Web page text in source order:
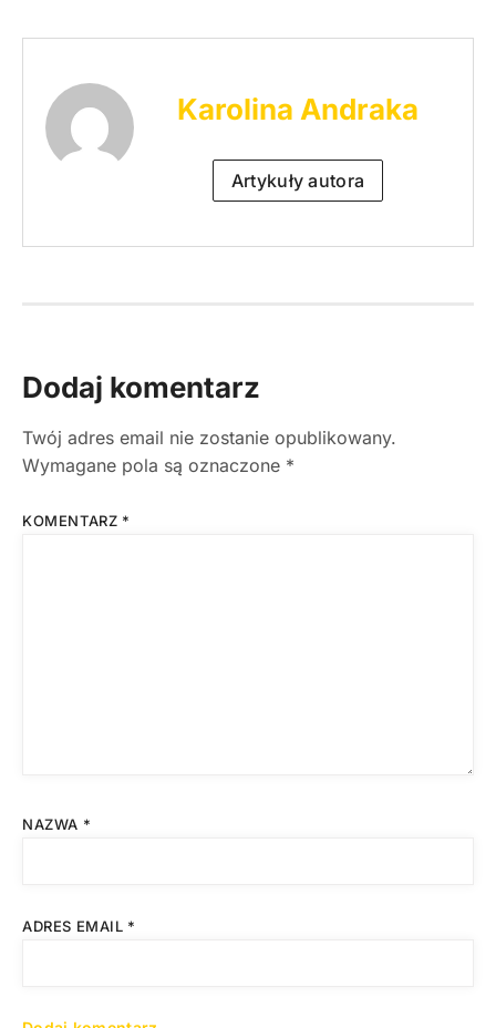
Karolina Andraka
Artykuły autora
Dodaj komentarz
Twój adres email nie zostanie opublikowany.
Wymagane pola są oznaczone *
KOMENTARZ *
NAZWA *
ADRES EMAIL *